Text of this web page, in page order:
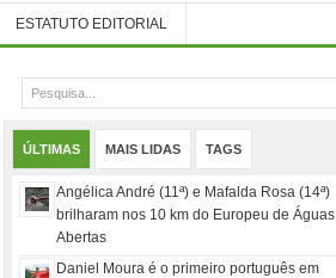
ESTATUTO EDITORIAL
ÚLTIMAS MAIS LIDAS TAGS
Angélica André (11ª) e Mafalda Rosa (14ª)
brilharam nos 10 km do Europeu de Águas
Abertas
Daniel Moura é o primeiro português em